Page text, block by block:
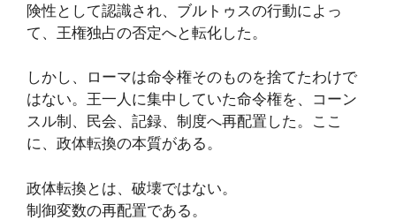
険性として認識され、ブルトゥスの行動によっ
て、王権独占の否定へと転化した。
しかし、ローマは命令権そのものを捨てたわけで
はない。王一人に集中していた命令権を、コーン
スル制、民会、記録、制度へ再配置した。ここ
に、政体転換の本質がある。
政体転換とは、破壊ではない。
制御変数の再配置である。